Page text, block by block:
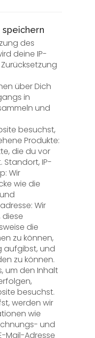
speichern
des
deine IP-
über Dich
in
und
besuchst,
Produkte:
die du vor
Standort, IP-
Wir
wie die
Wir
die
zu können,
aufgibst, und
zu können.
um den Inhalt
besuchst.
werden wir
wie
und
Mail-Adresse